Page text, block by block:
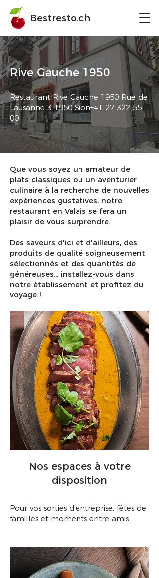
Bestresto.ch
Rive Gauche 1950
Restaurant Rive Gauche 1950 Rue de
Lausanne 3 1950 Sion+41 27 322 55
00
Que vous soyez un amateur de
plats classiques ou un aventurier
culinaire à la recherche de nouvelles
expériences gustatives, notre
restaurant en Valais se fera un
plaisir de vous surprendre.
Des saveurs d'ici et d'ailleurs, des
produits de qualité soigneusement
sélectionnés et des quantités de
généreuses... installez-vous dans
notre établissement et profitez du
voyage !
Nos espaces à votre
disposition
Pour vos sorties d'entreprise, fêtes de
familles et moments entre amis.